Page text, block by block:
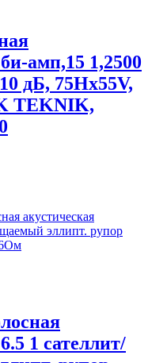
амп,15 1,2500
дБ, 75Hx55V,
TEKNIK,
1 сателлит/